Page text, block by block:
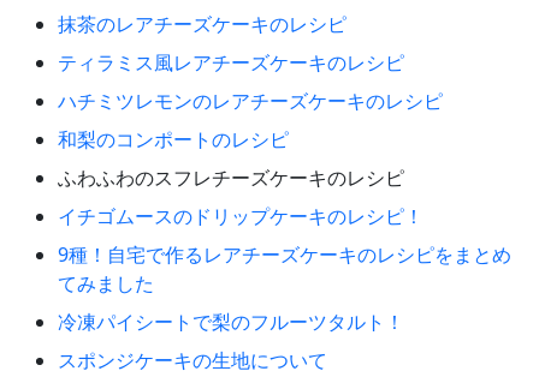
抹茶のレアチーズケーキのレシピ
ティラミス風レアチーズケーキのレシピ
ハチミツレモンのレアチーズケーキのレシピ
和梨のコンポートのレシピ
ふわふわのスフレチーズケーキのレシピ
イチゴムースのドリップケーキのレシピ！
9種！自宅で作るレアチーズケーキのレシピをまとめ
てみました
冷凍パイシートで梨のフルーツタルト！
スポンジケーキの生地について